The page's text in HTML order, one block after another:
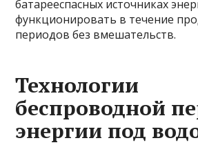
батарееспасных источниках
функционировать в течение
периодов без вмешательств.
Технологии
беспроводной
энергии под